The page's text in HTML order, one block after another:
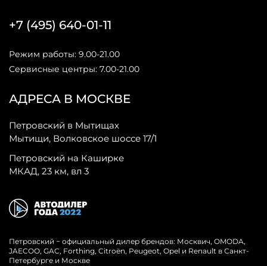
АДРЕСА В МОСКВЕ
Петровский в Мытищах
Мытищи, Волковское шоссе 17/1
Петровский на Каширке
МКАД, 23 км, вл 3
+7 (495) 640-01-11
Режим работы: 9.00-21.00
Сервисные центры: 7.00-21.00
Петровский − официальный дилер брендов: Москвич, OMODA,
JAECOO, GAC, Forthing, Citroёn, Peugeot, Opel и Renault в Санкт-
Петербурге и Москве